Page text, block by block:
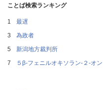
ことば検索ランキング
最遅
為政者
新潟地方裁判所
５β‐フェニルオキソラン‐２‐オン